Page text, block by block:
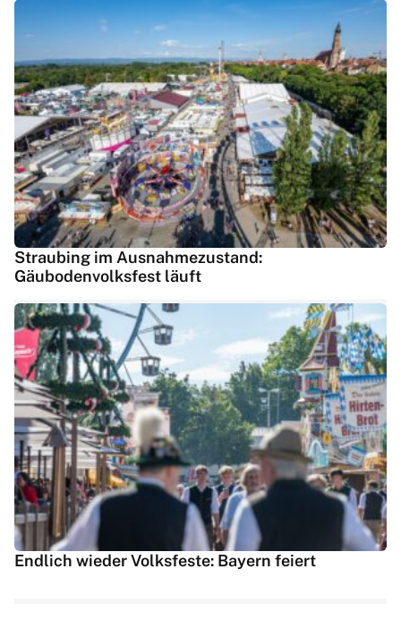
Straubing im Ausnahmezustand:
Gäubodenvolksfest läuft
Endlich wieder Volksfeste: Bayern feiert